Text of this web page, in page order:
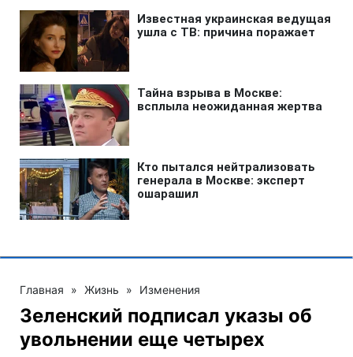
Главная » Жизнь » Изменения
Зеленский подписал указы об
увольнении еще четырех